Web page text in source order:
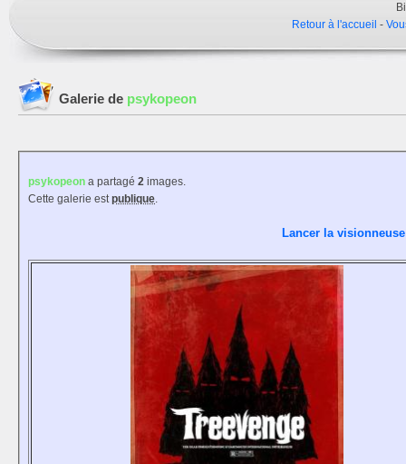
Retour à l'accueil -
Galerie de psykopeon
psykopeon a partagé 2 images.
Cette galerie estpublique.
Lancer la